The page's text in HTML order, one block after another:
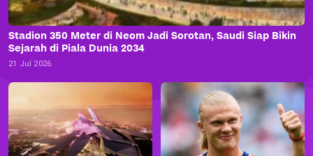
Stadion 350 Meter di Neom Jadi Sorotan, Saudi Siap Bikin
Sejarah di Piala Dunia 2034
21 Jul 2026